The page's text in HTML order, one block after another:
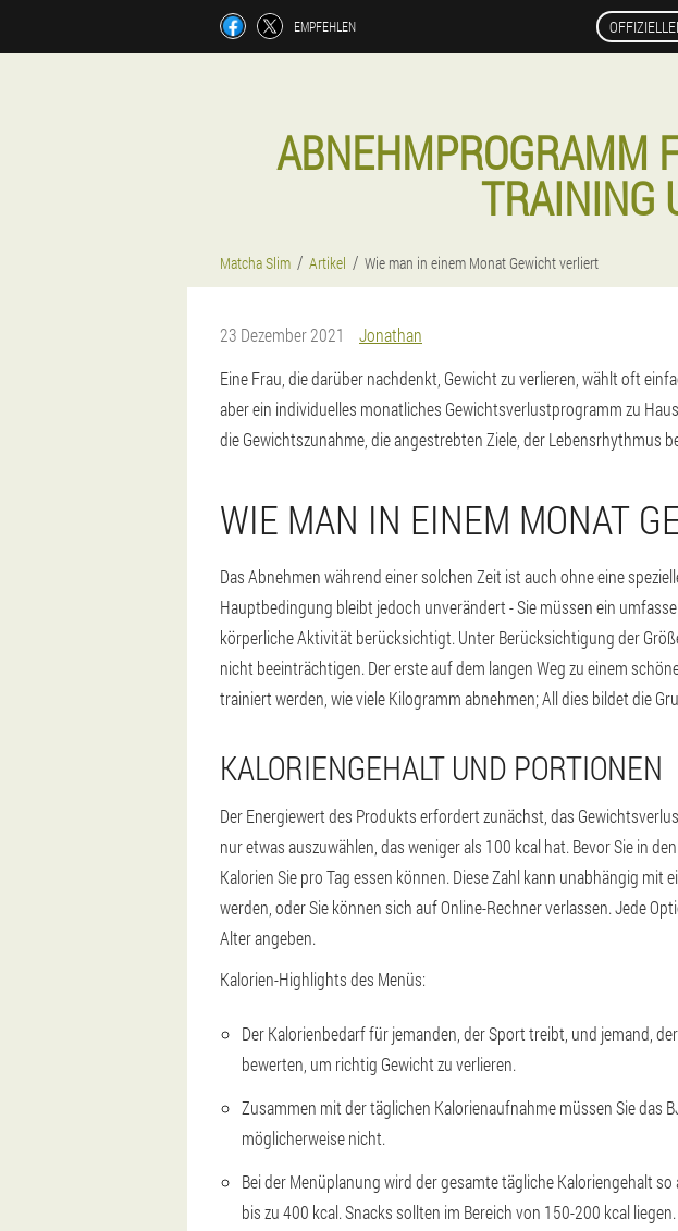
EMPFEHLEN
ABNEHMPROGRAMM
TRAINING
Matcha Slim Artikel Wie man in einem Monat Gewicht verliert
23 Dezember 2021
Jonathan
Eine Frau, die darüber nachdenkt, Gewicht zu verlieren, wählt oft
aber ein individuelles monatliches Gewichtsverlustprogramm zu
die Gewichtszunahme, die angestrebten Ziele, der Lebensrhythmus
WIE MAN IN EINEM MONAT
Das Abnehmen während einer solchen Zeit ist auch ohne eine
Hauptbedingung bleibt jedoch unverändert - Sie müssen ein
körperliche Aktivität berücksichtigt. Unter Berücksichtigung der
nicht beeinträchtigen. Der erste auf dem langen Weg zu einem
trainiert werden, wie viele Kilogramm abnehmen; All dies bildet die
KALORIENGEHALT UND PORTIONEN
Der Energiewert des Produkts erfordert zunächst, das
nur etwas auszuwählen, das weniger als 100 kcal hat. Bevor Sie in
Kalorien Sie pro Tag essen können. Diese Zahl kann unabhängig
werden, oder Sie können sich auf Online-Rechner verlassen. Jede
Alter angeben.
Kalorien-Highlights des Menüs:
Der Kalorienbedarf für jemanden, der Sport treibt, und jemand,
bewerten, um richtig Gewicht zu verlieren.
Zusammen mit der täglichen Kalorienaufnahme müssen Sie das
möglicherweise nicht.
Bei der Menüplanung wird der gesamte tägliche Kaloriengehalt
bis zu 400 kcal. Snacks sollten im Bereich von 150-200 kcal